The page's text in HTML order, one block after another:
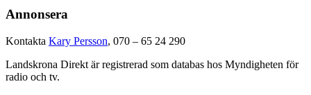
Annonsera
Kontakta Kary Persson, 070 – 65 24 290
Landskrona Direkt är registrerad som databas hos Myndigheten för
radio och tv.